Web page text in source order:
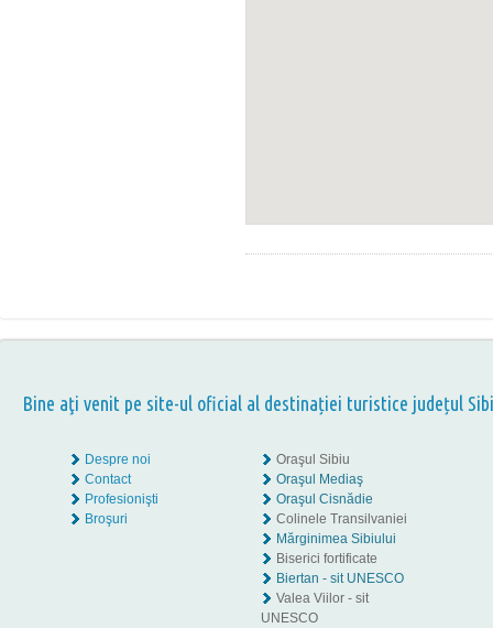
Bine aţi venit pe site-ul oficial al destinației turistice județul
Despre noi
Contact
Profesionişti
Broşuri
Oraşul Sibiu
Oraşul Mediaş
Oraşul Cisnădie
Colinele Transilvaniei
Mărginimea Sibiului
Biserici fortificate
Biertan - sit UNESCO
Valea Viilor - sit
UNESCO